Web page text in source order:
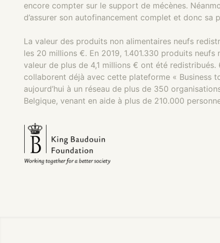
encore compter sur le support de mécènes.
d’assurer son autofinancement complet et donc sa
La valeur des produits non alimentaires neufs
les 20 millions €. En 2019, 1.401.330 produits neufs
valeur de plus de 4,1 millions € ont été redistribués.
collaborent déjà avec cette plateforme « Business
aujourd’hui à un réseau de plus de 350
Belgique, venant en aide à plus de 210.000